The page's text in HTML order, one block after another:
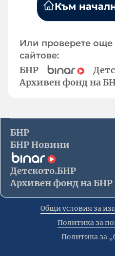
Към
Или проверете още
сайтове:
БНР
Архивен фонд на
БНР
БНР Новини
Детското.БНР
Архивен фонд на БНР
Общи условия за
Политика за
Политика за